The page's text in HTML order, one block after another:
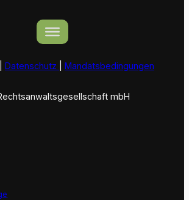
Datenschutz Mandatsbedingungen
mbH